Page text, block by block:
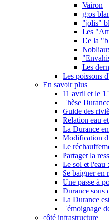
Vairon
gros
"jolis"
Les
De la
Les
Les poissons
En savoir plus
11 avril et le
Thèse
Guide des
Relation eau
La Durance
Modification
Le
Partager la
Le sol et l'eau
Se baigner en
Une passe à
Durance sous
La Durance
Témoignage
côté infrastructure